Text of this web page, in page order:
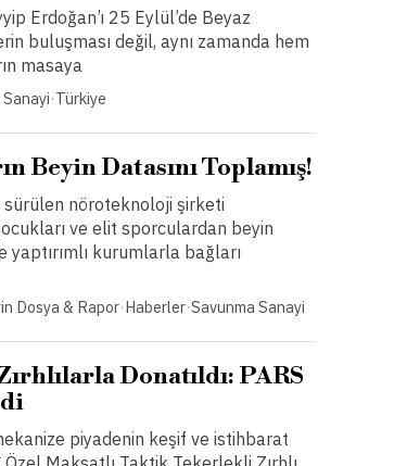
Erdoğan’ı 25 Eylül’de Beyaz
buluşması değil, aynı zamanda hem
masaya
·Türkiye
Beyin Datasını Toplamış!
nöroteknoloji şirketi
ve elit sporculardan beyin
yaptırımlı kurumlarla bağları
Dosya & Rapor·Haberler·Savunma Sanayi
Donatıldı: PARS
piyadenin keşif ve istihbarat